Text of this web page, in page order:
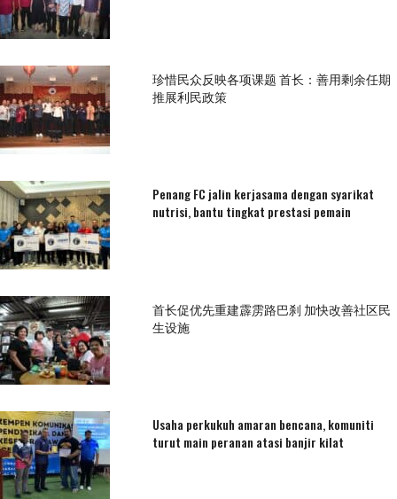
珍惜民众反映各项课题 首长：善用剩余任期
推展利民政策
Penang FC jalin kerjasama dengan syarikat
nutrisi, bantu tingkat prestasi pemain
首长促优先重建霹雳路巴刹 加快改善社区民
生设施
Usaha perkukuh amaran bencana, komuniti
turut main peranan atasi banjir kilat